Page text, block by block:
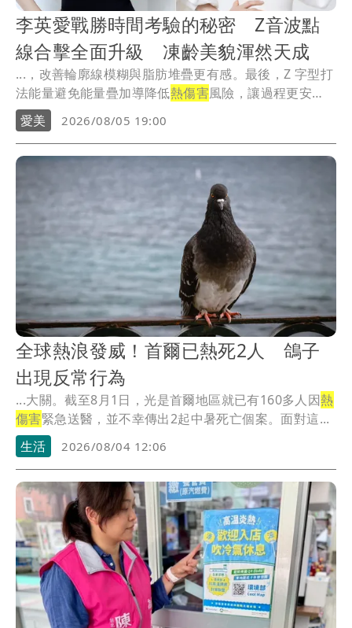
李英愛戰勝時間考驗的秘密 Z音波點
線合擊全面升級 凍齡美貌渾然天成
...，改善輪廓線模糊與脂肪堆疊更有感。最後，Z 字型打
法能量避免能量疊加導降低熱傷害風險，讓過程更安
全。
愛美 2026/08/05 19:00
全球熱浪發威！首爾已熱死2人 鴿子
出現反常行為
...大關。截至8月1日，光是首爾地區就已有160多人因熱
傷害緊急送醫，並不幸傳出2起中暑死亡個案。面對這...
生活
2026/08/04 12:06